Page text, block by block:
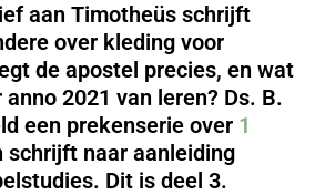
aan Timotheüs schrijft
over kleding voor
de apostel precies, en wat
2021 van leren? Ds. B.
een prekenserie over 1
schrijft naar aanleiding
Dit is deel 3.